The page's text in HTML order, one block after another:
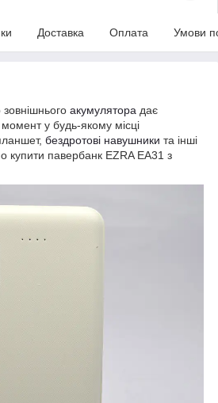
Доставка Оплата Умови
зовнішнього акумулятора дає
у будь-якому місці
бездротові навушники та інші
купити павербанк EZRA EA31 з